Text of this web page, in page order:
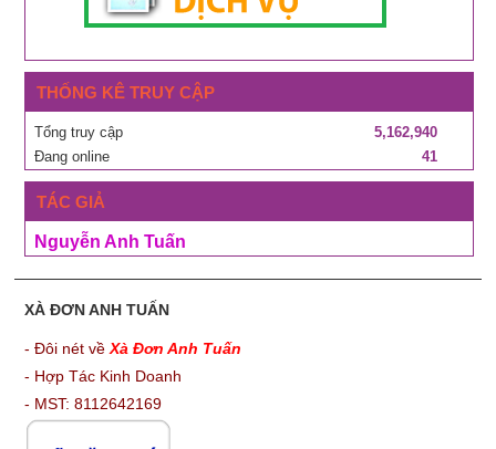
THỐNG KÊ TRUY CẬP
Tổng truy cập
5,162,940
Đang online
41
TÁC GIẢ
Nguyễn Anh Tuấn
XÀ ĐƠN ANH TUẤN
- Đôi nét về Xà Đơn Anh Tuấn
- Hợp Tác Kinh Doanh
- MST: 8112642169